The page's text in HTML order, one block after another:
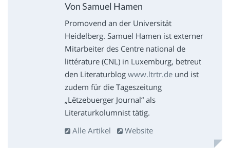
Von Samuel Hamen
Promovend an der Universität
Heidelberg. Samuel Hamen ist externer
Mitarbeiter des Centre national de
littérature (CNL) in Luxemburg, betreut
den Literaturblog www.ltrtr.deund ist
zudem für die Tageszeitung
„Lëtzebuerger Journal“ als
Literaturkolumnist tätig.
Alle Artikel
Website